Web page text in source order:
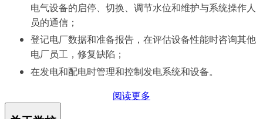
电气设备的启停、切换、调节水位和维护与系统操作人
员的通信；
登记电厂数据和准备报告，在评估设备性能时咨询其他
电厂员工，修复缺陷；
在发电和配电时管理和控制发电系统和设备。
阅读更多